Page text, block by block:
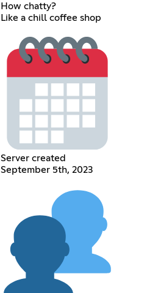
How chatty?
Like a chill coffee shop
Server created
September 5th, 2023